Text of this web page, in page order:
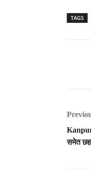
TAGS
Kanpur
समेत